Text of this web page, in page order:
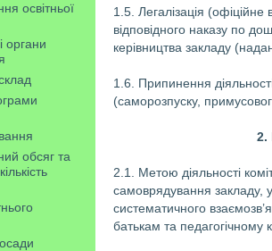
1.5. Легалізація
відповідного наказу по
керівництва закладу
1.6. Припинення
(саморозпуску,
2.
2.1. Метою діяльності
самоврядування закладу,
систематичного
батькам та педагогічному
освітньої
органи
обсяг та